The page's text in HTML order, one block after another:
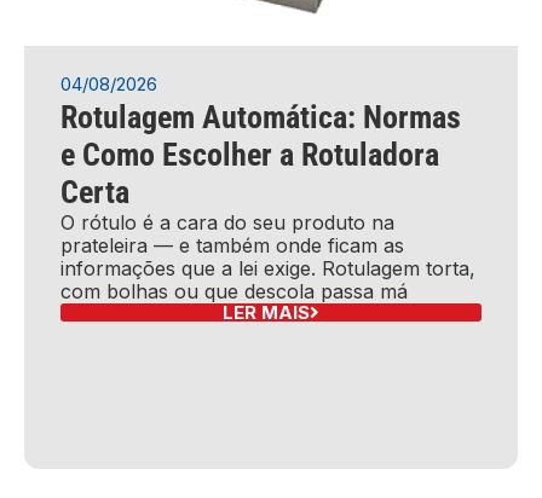
04/08/2026
Rotulagem Automática: Normas
e Como Escolher a Rotuladora
Certa
O rótulo é a cara do seu produto na
prateleira — e também onde ficam as
informações que a lei exige. Rotulagem torta,
com bolhas ou que descola passa má
LER MAIS